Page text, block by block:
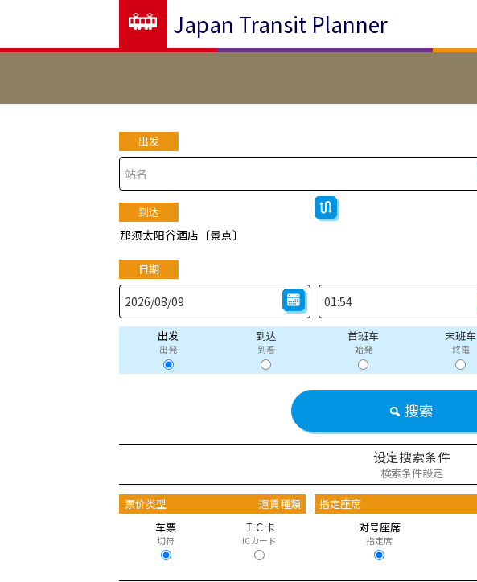
Japan Transit Planner
出发
到达
那须太阳谷酒店〔景点〕
日期
出发
出発
到达
到着
首班车
始発
末班车
終電
搜索
设定搜索条件
検索条件設定
票价类型
運賃種類
车票
切符
ＩＣ卡
ICカード
指定座席
对号座席
指定席